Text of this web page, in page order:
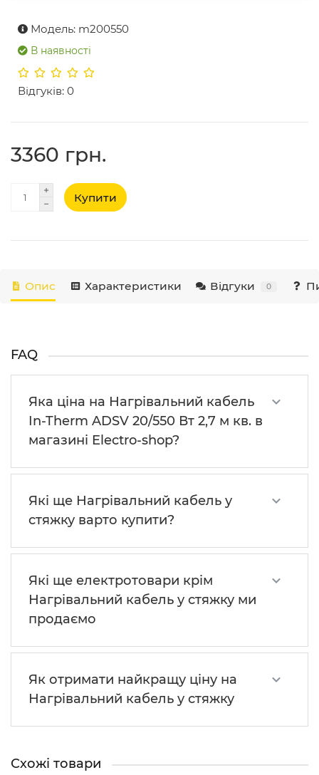
Модель: m200550
В наявності
Відгуків: 0
3360 грн.
Купити
Опис Характеристики Відгуки 0
FAQ
Яка ціна на Нагрівальний кабель
In-Therm ADSV 20/550 Вт 2,7 м кв. в
магазині Electro-shop?
Які ще Нагрівальний кабель у
стяжку варто купити?
Які ще електротовари крім
Нагрівальний кабель у стяжку ми
продаємо
Як отримати найкращу ціну на
Нагрівальний кабель у стяжку
Схожі товари